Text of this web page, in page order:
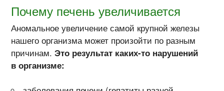
Почему печень увеличивается
Аномальное увеличение самой крупной железы
нашего организма может произойти по разным
причинам.Это результат каких-то нарушений
в организме: